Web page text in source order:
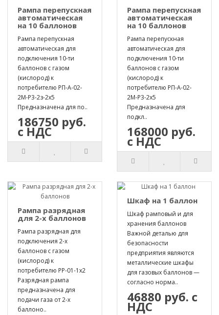
Рампа перепускная
автоматическая
на 10 баллонов
Рампа перепускная
автоматическая для
подключения 10-ти
баллонов с газом
(кислород) к
потребителю РП-А-02-
2М-Р3-2з-2х5
Предназначена для по..
186750 руб.
с НДС
Рампа перепускная
автоматическая
на 10 баллонов
Рампа перепускная
автоматическая для
подключения 10-ти
баллонов с газом
(кислород) к
потребителю РП-А-02-
2М-Р3-2х5
Предназначена для
подкл..
168000 руб.
с НДС
Рампа разрядная
для 2-х баллонов
Рампа разрядная для
подключения 2-х
баллонов с газом
(кислород) к
потребителю РР-01-1х2
Разрядная рампа
предназначена для
подачи газа от 2-х
баллоно..
Шкаф на 1 баллон
Шкаф рамповый и для
хранения баллонов
Важной деталью для
безопасности
предприятия являются
металлические шкафы
для газовых баллонов —
согласно норма..
46880 руб. с
НДС